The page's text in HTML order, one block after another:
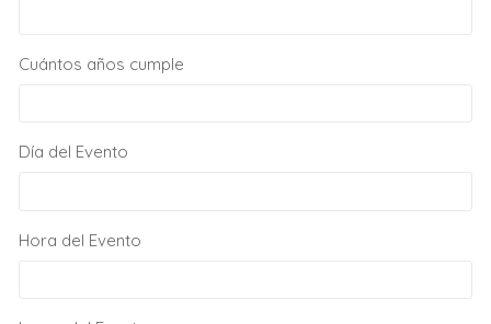
Cuántos años cumple
Día del Evento
Hora del Evento